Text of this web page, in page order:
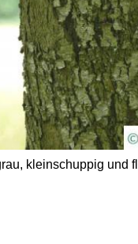
kleinschuppig und